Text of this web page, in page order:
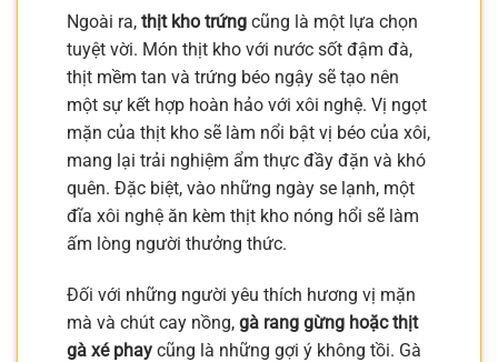
Ngoài ra, thịt kho trứng cũng là một lựa chọn
tuyệt vời. Món thịt kho với nước sốt đậm đà,
thịt mềm tan và trứng béo ngậy sẽ tạo nên
một sự kết hợp hoàn hảo với xôi nghệ. Vị ngọt
mặn của thịt kho sẽ làm nổi bật vị béo của xôi,
mang lại trải nghiệm ẩm thực đầy đặn và khó
quên. Đặc biệt, vào những ngày se lạnh, một
đĩa xôi nghệ ăn kèm thịt kho nóng hổi sẽ làm
ấm lòng người thưởng thức.
Đối với những người yêu thích hương vị mặn
mà và chút cay nồng, gà rang gừng hoặc thịt
gà xé phay cũng là những gợi ý không tồi. Gà